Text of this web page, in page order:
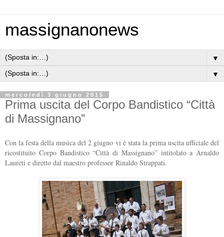
massignanonews
▼
▼
mercoledì 3 giugno 2015
Prima uscita del Corpo Bandistico “Città
di Massignano”
Con la festa della musica del 2 giugno vi è stata la prima uscita ufficiale del
ricostituito Corpo Bandistico “Città di Massignano” intitolato a Arnaldo
Laureti e diretto dal maestro professor Rinaldo Strappati.